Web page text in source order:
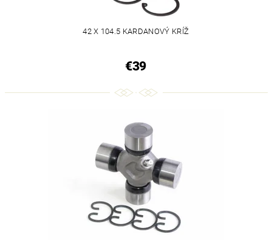
42 X 104.5 KARDANOVÝ KRÍŽ
€39